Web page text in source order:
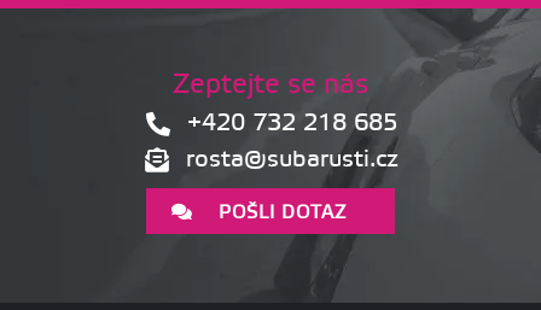
Zeptejte se nás
+420 732 218 685
rosta@subarusti.cz
POŠLI DOTAZ